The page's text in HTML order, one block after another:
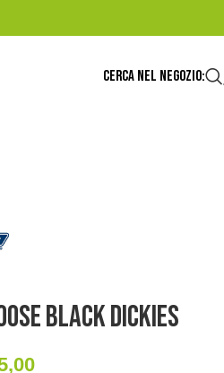
CERCA NEL NEGOZIO:
Black Dickies